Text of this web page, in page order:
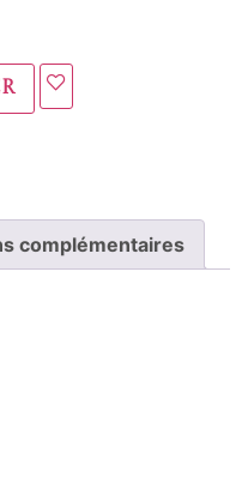
complémentaires